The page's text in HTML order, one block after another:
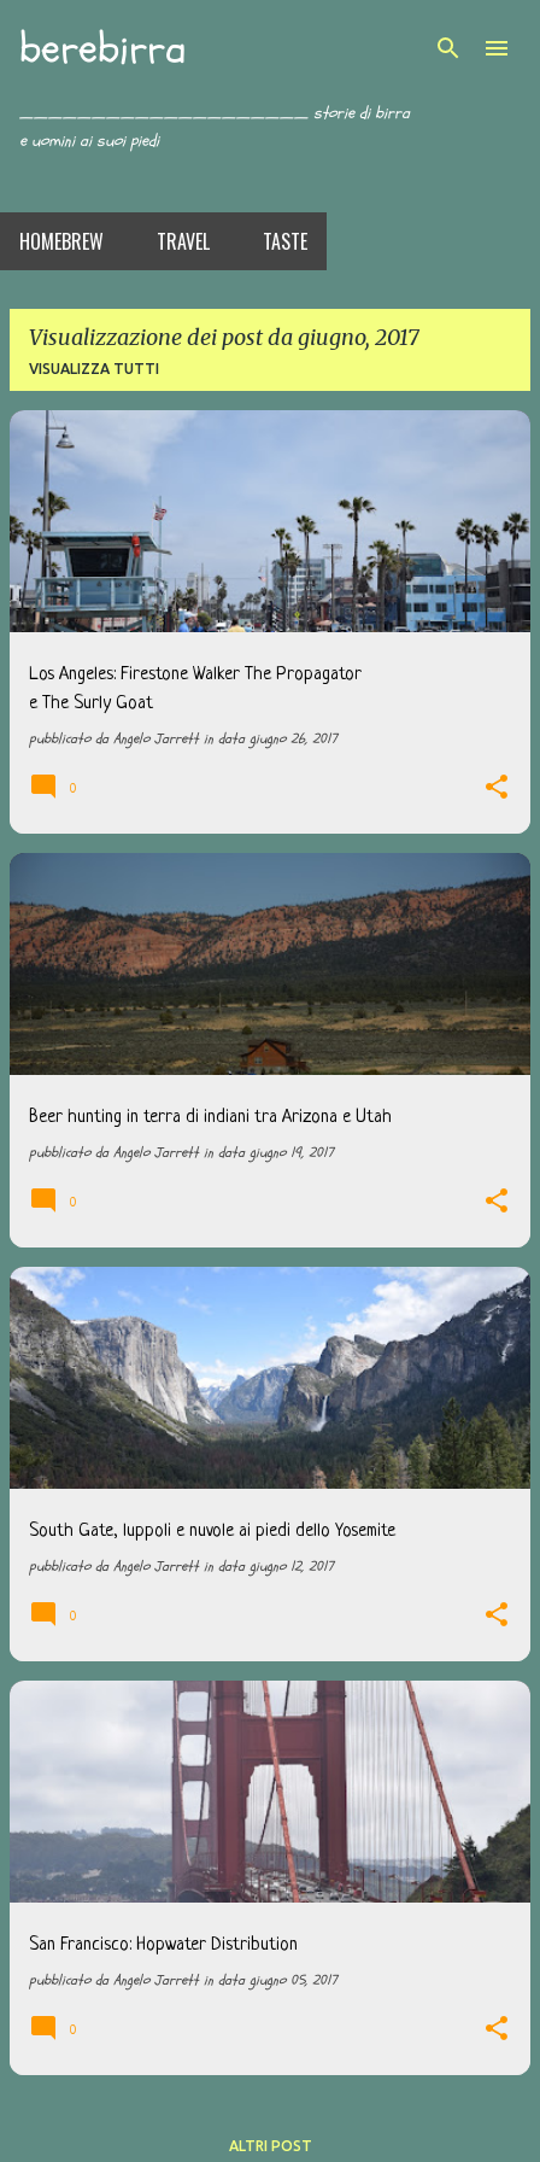
berebirra
____________________ storie di birra
e uomini ai suoi piedi
HOMEBREW TRAVEL TASTE
Visualizzazione dei post da giugno, 2017
VISUALIZZA TUTTI
s
t
Los Angeles: Firestone Walker The Propagator
e The Surly Goat
pubblicato daAngelo Jarrett in datagiugno 26, 2017
0
Beer hunting in terra di indiani tra Arizona e Utah
pubblicato daAngelo Jarrett in datagiugno 19, 2017
0
South Gate, luppoli e nuvole ai piedi dello Yosemite
pubblicato daAngelo Jarrett in datagiugno 12, 2017
0
San Francisco: Hopwater Distribution
pubblicato daAngelo Jarrett in datagiugno 05, 2017
0
ALTRI POST